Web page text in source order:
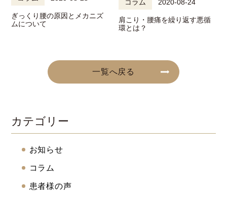
カテゴリー
お知らせ
コラム
患者様の声
ぎっくり腰の原因とメカニズ
ムについて
コラム 2020-08-24
肩こり・腰痛を繰り返す悪循
環とは？
一覧へ戻る